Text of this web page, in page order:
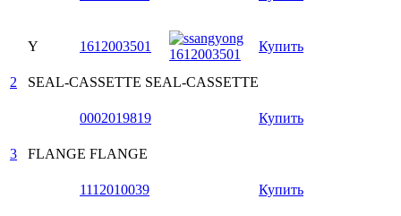
Y 1612003501 Купить
2 SEAL-CASSETTE SEAL-CASSETTE
0002019819 Купить
3 FLANGE FLANGE
1112010039 Купить